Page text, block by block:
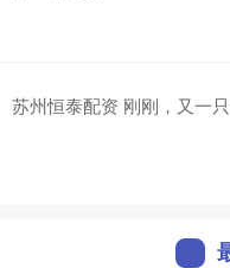
苏州恒泰配资 刚刚，又一